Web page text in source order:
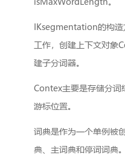
IKsegmentation的构造
工作，创建上下文对象
建子分词器。
Contex主要是存储分词
游标位置。
词典是作为一个单例被
典、主词典和停词词典